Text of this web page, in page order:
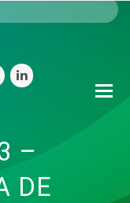
twitterlinkedin
–
DE